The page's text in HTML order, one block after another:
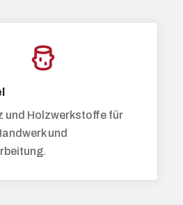
und Holzwerkstoffe für
und